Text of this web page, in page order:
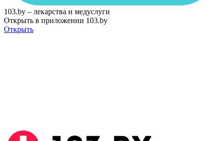
103.by – лекарства и медуслуги
Открыть в приложении 103.by
Открыть